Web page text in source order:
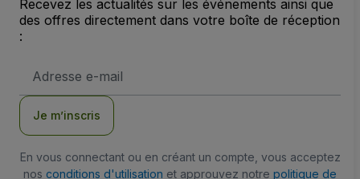
Recevez les actualités sur les événements ainsi que
des offres directement dans votre boîte de réception
:
e-
Je m’inscris
En vous connectant ou en créant un compte, vous acceptez
nos conditions d'utilisation et approuvez notre politique de